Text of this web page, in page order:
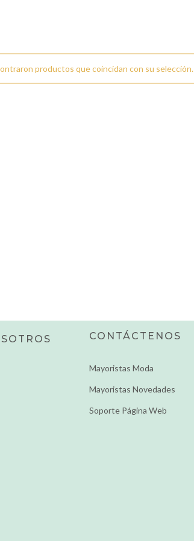
productos que coincidan con su selección.
CONTÁCTENOS
Mayoristas Moda
Mayoristas Novedades
Soporte Página Web